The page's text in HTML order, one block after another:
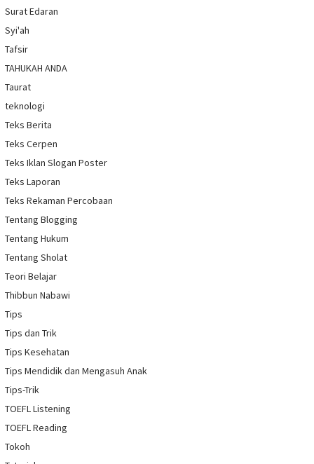
Surat Edaran
Syi'ah
Tafsir
TAHUKAH ANDA
Taurat
teknologi
Teks Berita
Teks Cerpen
Teks Iklan Slogan Poster
Teks Laporan
Teks Rekaman Percobaan
Tentang Blogging
Tentang Hukum
Tentang Sholat
Teori Belajar
Thibbun Nabawi
Tips
Tips dan Trik
Tips Kesehatan
Tips Mendidik dan Mengasuh Anak
Tips-Trik
TOEFL Listening
TOEFL Reading
Tokoh